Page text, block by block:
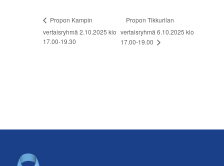
Propon Kampin
vertaisryhmä 2.10.2025 klo
17.00-19.30
Propon Tikkurilan
vertaisryhmä 6.10.2025 klo
17.00-19.00